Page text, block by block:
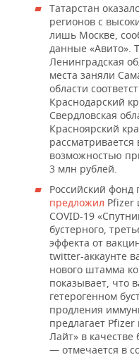
Татарстан
регионов с
лишь Москве,
данные «Авито».
Ленинградская
места заняли
области
Краснодарский
Свердловская
Красноярский
рассматривается
возможностью
3 млн рублей.
Российский
предложил Pfizer
COVID-19
бустерного,
эффекта от
twitter-аккаунте
нового штамма
показывает, что
гетерогенном
продления
предлагает Pfizer
Лайт» в качестве
— отмечается в